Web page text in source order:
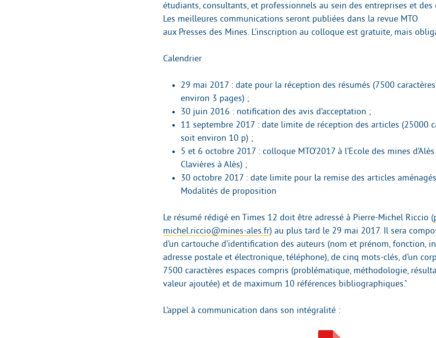
étudiants, consultants, et professionnels au sein des entreprises et des
Les meilleures communications seront publiées dans la revue MTO
aux Presses des Mines. L’inscription au colloque est gratuite, mais
Calendrier
29 mai 2017 : date pour la réception des résumés (7500
environ 3 pages) ;
30 juin 2016 : notification des avis d’acceptation ;
11 septembre 2017 : date limite de réception des articles (25000
soit environ 10 p) ;
5 et 6 octobre 2017 : colloque MTO’2017 à l’Ecole des mines
Clavières à Alès) ;
30 octobre 2017 : date limite pour la remise des articles
Modalités de proposition
Le résumé rédigé en Times 12 doit être adressé à Pierre-Michel Riccio (
michel.riccio@mines-ales.fr) au plus tard le 29 mai 2017. Il sera
d’un cartouche d’identification des auteurs (nom et prénom, fonction,
adresse postale et électronique, téléphone), de cinq mots-clés, d’un
7500 caractères espaces compris (problématique, méthodologie,
valeur ajoutée) et de maximum 10 références bibliographiques."
L’appel à communication dans son intégralité :